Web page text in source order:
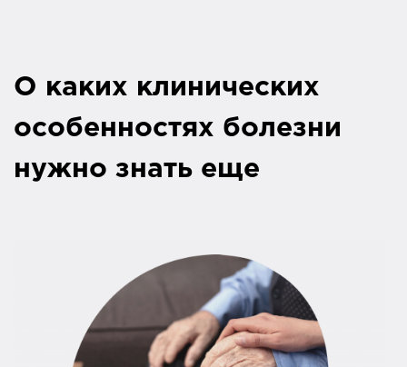
О каких клинических
особенностях болезни
нужно знать еще